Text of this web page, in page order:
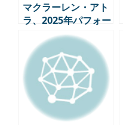
マクラーレン・アト
ラ、2025年パフォー
マンス・カー・オ
ブ・ザ・イヤーを受
賞！ – ハイブリッ
ド・スーパーカーの
新しいスタンダード